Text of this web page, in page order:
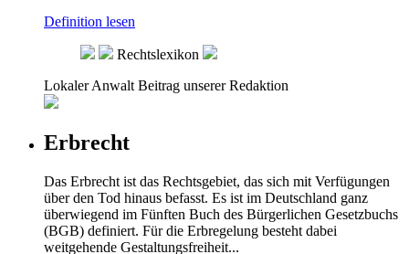
Definition lesen
Rechtslexikon
Lokaler Anwalt Beitrag unserer Redaktion
Erbrecht
Das Erbrecht ist das Rechtsgebiet, das sich mit Verfügungen
über den Tod hinaus befasst. Es ist im Deutschland ganz
überwiegend im Fünften Buch des Bürgerlichen Gesetzbuchs
(BGB) definiert. Für die Erbregelung besteht dabei
weitgehende Gestaltungsfreiheit...